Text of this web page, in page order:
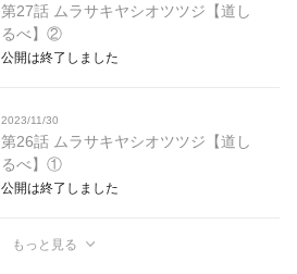
第27話 ムラサキヤシオツツジ【道し
るべ】②
公開は終了しました
2023/11/30
第26話 ムラサキヤシオツツジ【道し
るべ】①
公開は終了しました
もっと見る